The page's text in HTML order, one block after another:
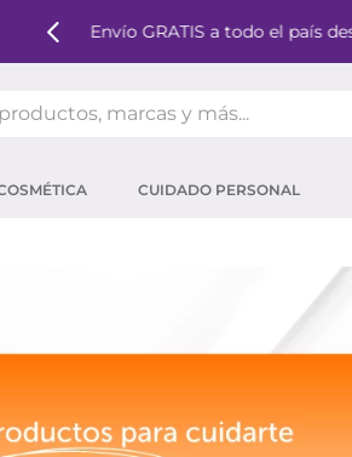
a todo el país desde $80.000
CUIDADO PERSONAL
micelar